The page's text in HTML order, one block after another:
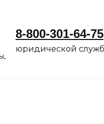
8-800-301-64-75
юридической